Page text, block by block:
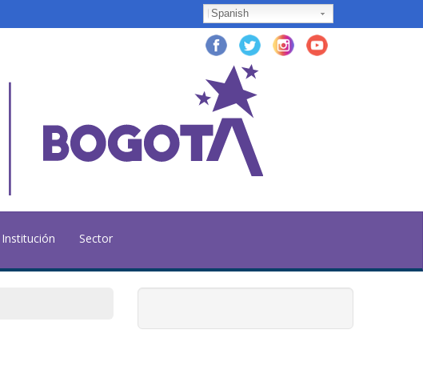
Spanish
Institución Sector